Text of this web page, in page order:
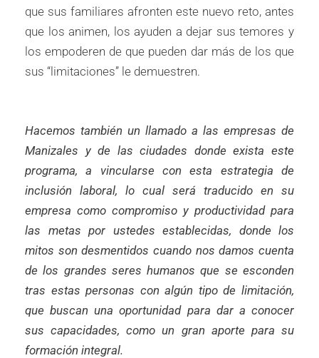
que sus familiares afronten este nuevo reto, antes
que los animen, los ayuden a dejar sus temores y
los empoderen de que pueden dar más de los que
sus “limitaciones” le demuestren.
Hacemos también un llamado a las empresas de
Manizales y de las ciudades donde exista este
programa, a vincularse con esta estrategia de
inclusión laboral, lo cual será traducido en su
empresa como compromiso y productividad para
las metas por ustedes establecidas, donde los
mitos son desmentidos cuando nos damos cuenta
de los grandes seres humanos que se esconden
tras estas personas con algún tipo de limitación,
que buscan una oportunidad para dar a conocer
sus capacidades, como un gran aporte para su
formación integral.